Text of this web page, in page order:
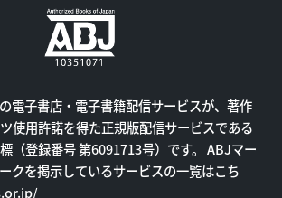
電子書店・電子書籍配信サービスが、著作
使用許諾を得た正規版配信サービスである
（登録番号 第6091713号）です。 ABJマー
クを掲示しているサービスの一覧はこち